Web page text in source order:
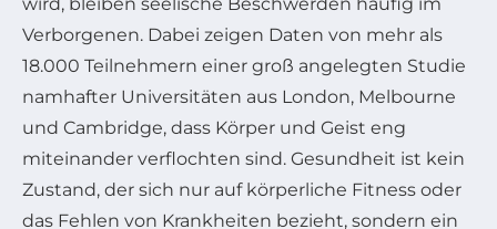
wird, bleiben seelische Beschwerden häufig im
Verborgenen. Dabei zeigen Daten von mehr als
18.000 Teilnehmern einer groß angelegten Studie
namhafter Universitäten aus London, Melbourne
und Cambridge, dass Körper und Geist eng
miteinander verflochten sind. Gesundheit ist kein
Zustand, der sich nur auf körperliche Fitness oder
das Fehlen von Krankheiten bezieht, sondern ein